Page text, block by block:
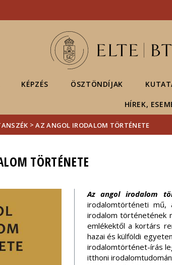
KÉPZÉS ÖSZTÖNDÍJAK
HÍREK,
>AZ ANGOL IRODALOM TÖRTÉNETE
TÖRTÉNETE
Az angol irodalom
irodalomtörténeti
irodalom történetének
emlékektől a kortárs
hazai és külföldi
irodalomtörténet-írás
itthoni